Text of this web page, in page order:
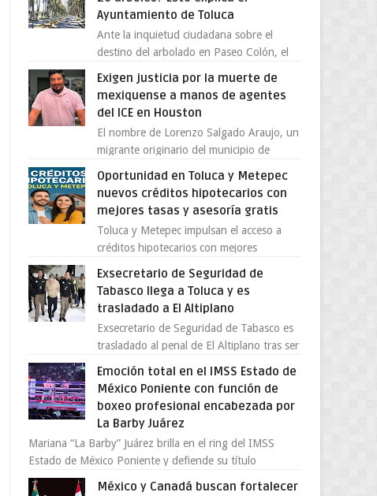
Ayuntamiento de Toluca
Ante la inquietud ciudadana sobre el
destino del arbolado en Paseo Colón, el
solo 26 ejemplares será...
Exigen justicia por la muerte de
mexiquense a manos de agentes
del ICE en Houston
El nombre de Lorenzo Salgado Araujo, un
migrante originario del municipio de
convertido en el centro de un...
Oportunidad en Toluca y Metepec
nuevos créditos hipotecarios con
mejores tasas y asesoría gratis
Toluca y Metepec impulsan el acceso a
créditos hipotecarios con mejores
emprendedores Con la creciente neces...
Exsecretario de Seguridad de
Tabasco llega a Toluca y es
trasladado a El Altiplano
Exsecretario de Seguridad de Tabasco es
trasladado al penal de El Altiplano tras ser
Emoción total en el IMSS Estado de
México Poniente con función de
boxeo profesional encabezada por
La Barby Juárez
Mariana “La Barby” Juárez brilla en el ring del IMSS
Estado de México Poniente y defiende su título
Supergallo La Unidad Deportiva Cuauhtémo...
México y Canadá buscan fortalecer